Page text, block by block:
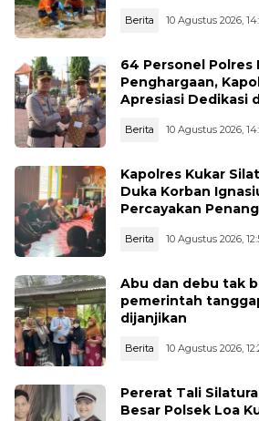
Berita 10 Agustus 2026,
64 Personel Polres
Penghargaan,
Apresiasi Dedikasi
Berita 10 Agustus 2026,
Kapolres Kukar
Duka Korban
Percayakan
Berita 10 Agustus 2026,
Abu dan debu tak bisa kami tahan lagi!
pemerintah
dijanjikan
Berita 10 Agustus 2026,
Pererat Tali
Besar Polsek Loa